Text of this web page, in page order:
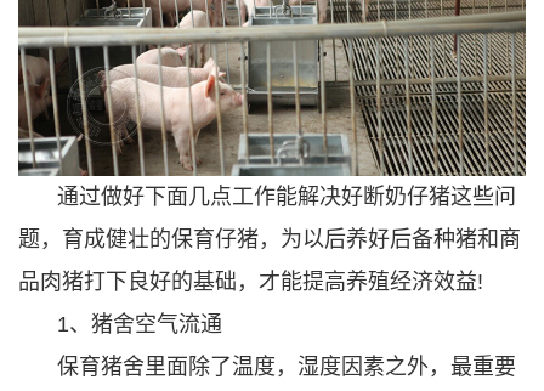
通过做好下面几点工作能解决好断奶仔猪这些问
题，育成健壮的保育仔猪，为以后养好后备种猪和商
品肉猪打下良好的基础，才能提高养殖经济效益!
1、猪舍空气流通
保育猪舍里面除了温度，湿度因素之外，最重要